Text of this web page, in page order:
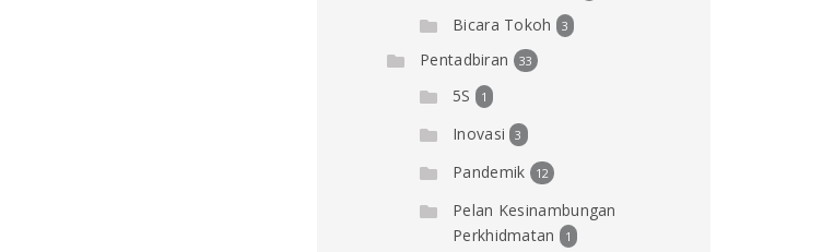
Bicara Tokoh 3
Pentadbiran 33
5S 1
Inovasi 3
Pandemik 12
Pelan Kesinambungan
Perkhidmatan
1